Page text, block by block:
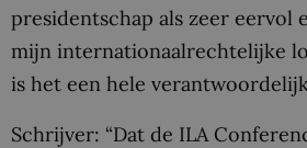
presidentschap als zeer eervol
mijn internationaalrechtelijke
is het een hele
Schrijver: “Dat de ILA